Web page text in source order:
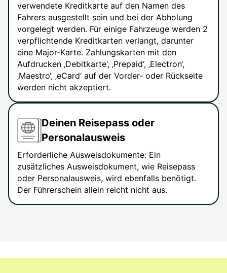
verwendete Kreditkarte auf den Namen des
Fahrers ausgestellt sein und bei der Abholung
vorgelegt werden. Für einige Fahrzeuge werden 2
verpflichtende Kreditkarten verlangt, darunter
eine Major-Karte. Zahlungskarten mit den
Aufdrucken ‚Debitkarte‘, ‚Prepaid‘, ‚Electron‘,
‚Maestro‘, ‚eCard‘ auf der Vorder- oder Rückseite
werden nicht akzeptiert.
Deinen Reisepass oder
Personalausweis
Erforderliche Ausweisdokumente: Ein
zusätzliches Ausweisdokument, wie Reisepass
oder Personalausweis, wird ebenfalls benötigt.
Der Führerschein allein reicht nicht aus.